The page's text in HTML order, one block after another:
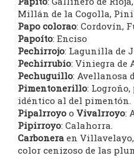
Millán de la Cogolla,
Papo colorao: Cordovín,
Papoíto: Enciso
Pechirrojo: Lagunilla de
Pechirrubio: Viniegra de
Pechuguillo: Avellanosa
Pimentonerillo:
idéntico al del pimentón.
Pipalrroyo o Vivalrroyo:
Pipirroyo: Calahorra.
Carbonera en
color cenizoso de las